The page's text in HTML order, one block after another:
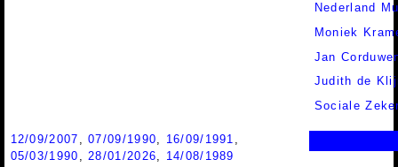
Nederland
Moniek
Jan
Judith de
Sociale
12/09/2007 ,07/09/1990 16/09/1991
05/03/1990
28/01/2026
14/08/1989